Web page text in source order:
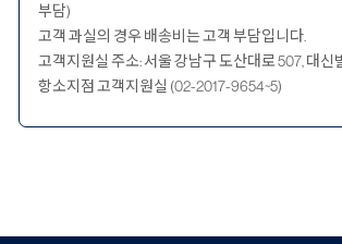
부담)
고객 과실의 경우 배송비는 고객 부담입니다.
고객지원실 주소: 서울 강남구 도산대로 507, 대신
항소지점 고객지원실 (02-2017-9654~5)